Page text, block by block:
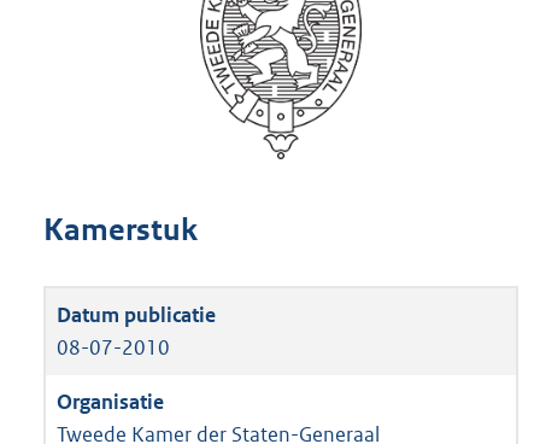
Kamerstuk
08-07-2010
Tweede Kamer der Staten-Generaal